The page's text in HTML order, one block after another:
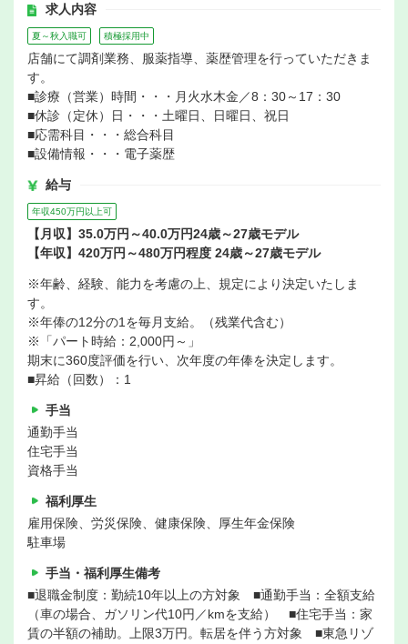
求人内容
夏～秋入職可 積極採用中
店舗にて調剤業務、服薬指導、薬歴管理を行っていただきま
す。
■診療（営業）時間・・・月火水木金／8：30～17：30
■休診（定休）日・・・土曜日、日曜日、祝日
■応需科目・・・総合科目
■設備情報・・・電子薬歴
給与
年収450万円以上可
【月収】35.0万円～40.0万円24歳～27歳モデル
【年収】420万円～480万円程度 24歳～27歳モデル
※年齢、経験、能力を考慮の上、規定により決定いたしま
す。
※年俸の12分の1を毎月支給。（残業代含む）
※「パート時給：2,000円～」
期末に360度評価を行い、次年度の年俸を決定します。
■昇給（回数）：1
手当
通勤手当
住宅手当
資格手当
福利厚生
雇用保険、労災保険、健康保険、厚生年金保険
駐車場
手当・福利厚生備考
■退職金制度：勤続10年以上の方対象 ■通勤手当：全額支給
（車の場合、ガソリン代10円／kmを支給） ■住宅手当：家
賃の半額の補助。上限3万円。転居を伴う方対象 ■東急リゾ